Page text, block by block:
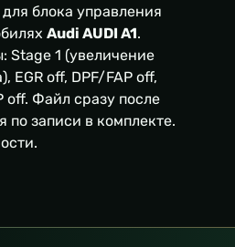
блока управления
Audi AUDI A1.
Stage 1 (увеличение
EGR off, DPF/FAP off,
off. Файл сразу после
по записи в комплекте.